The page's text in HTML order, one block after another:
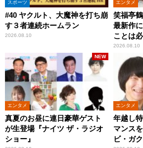
スポーツ
#40 ヤクルト、大魔神を打ち崩
す３者連続ホームラン
2026.08.10
エンタメ
笑福亭
最新作
ことは
2026.08.10
エンタメ
真夏のお昼に連日豪華ゲスト
が生登場『ナイツ ザ・ラジオ
ショー』
NEW
エンタメ
年越し
マンス
ビ・ガ